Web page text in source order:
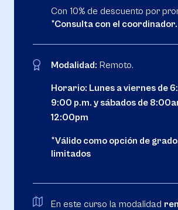
Con 10% de descuento por
*Consulta con el coordinador.
Modalidad: Remoto.
Horario: Lunes a viernes de
9:00 p.m. y sábados de
12:00pm
*Válido como opción de
limitados
En este curso la modalidad